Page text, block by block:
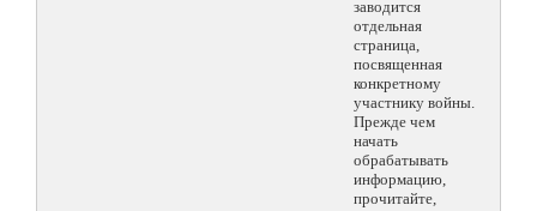
заводится
отдельная
страница,
посвященная
конкретному
участнику войны.
Прежде чем
начать
обрабатывать
информацию,
прочитайте,